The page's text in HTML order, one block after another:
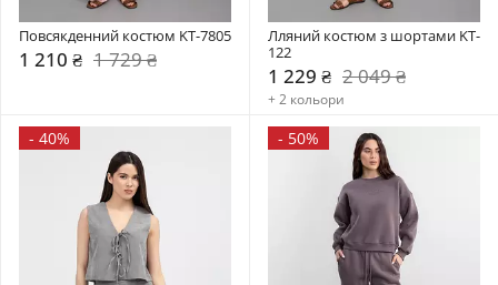
Повсякденний костюм KT-7805
1 210 ₴ 1 729 ₴
Лляний костюм з шортами KT-
122
1 229 ₴ 2 049 ₴
+ 2 кольори
- 40% - 50%